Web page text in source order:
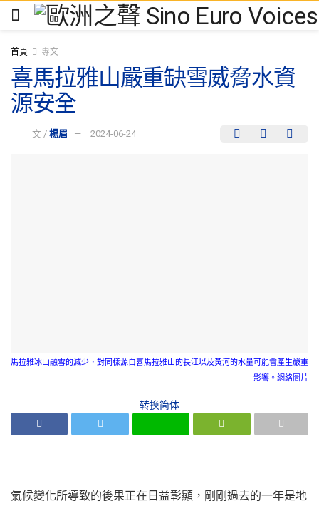
首頁 專文
喜馬拉雅山嚴重缺雪威脅水資
源安全
文 / 楊眉 2024-06-24
馬拉雅冰山融雪的減少，對同樣源自喜馬拉雅山的長江以及黃河的水量可能會產生嚴重
影響。網絡圖片
转换简体
氣候變化所導致的後果正在日益彰顯，剛剛過去的一年是地